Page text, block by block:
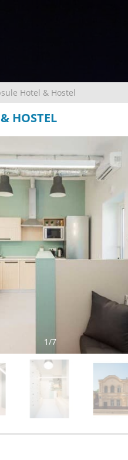
Hotel & Hostel
HOSTEL
1/7